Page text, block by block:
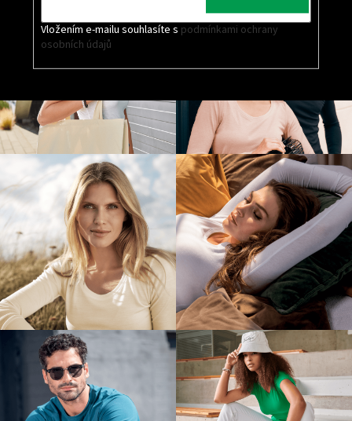
Vložením e-mailu souhlasíte s podmínkami ochrany
osobních údajů